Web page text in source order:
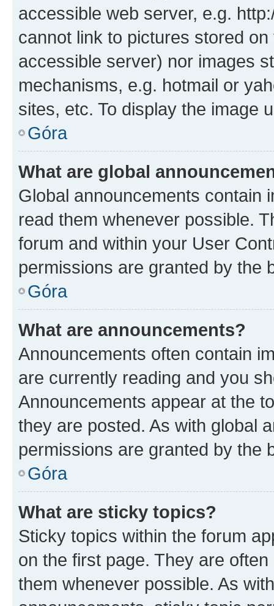
accessible web server, e.g.
cannot link to pictures stored
accessible server) nor images
mechanisms, e.g. hotmail or
sites, etc. To display the image
Góra
What are global
Global announcements contain
read them whenever possible.
forum and within your User
permissions are granted by the
Góra
What are announcements?
Announcements often contain
are currently reading and you
Announcements appear at the
they are posted. As with global
permissions are granted by the
Góra
What are sticky topics?
Sticky topics within the forum
on the first page. They are
them whenever possible. As